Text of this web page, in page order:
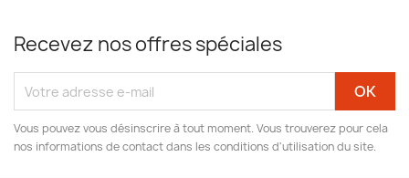
Recevez nos offres spéciales
Vous pouvez vous désinscrire à tout moment. Vous trouverez pour cela
nos informations de contact dans les conditions d'utilisation du site.